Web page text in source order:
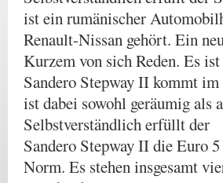
ist ein rumänischer
Renault-Nissan gehört. Ein
Kurzem von sich Reden. Es
Sandero Stepway II kommt
ist dabei sowohl geräumig als
Selbstverständlich erfüllt der
Sandero Stepway II die Euro 5
Norm. Es stehen insgesamt